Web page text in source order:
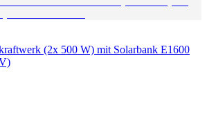
(2x 500 W) mit Solarbank E1600